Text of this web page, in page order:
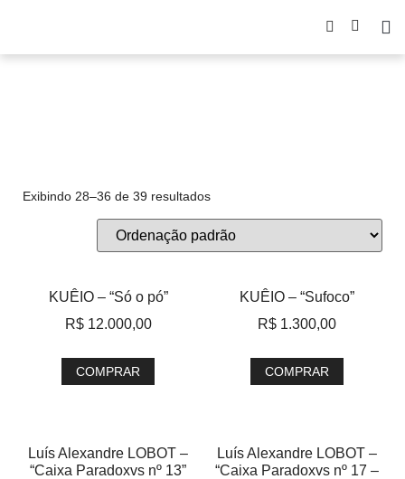
Exibindo 28–36 de 39 resultados
KUÊIO – “Só o pó”
R$12.000,00
COMPRAR
KUÊIO – “Sufoco”
R$ 1.300,00
COMPRAR
Luís Alexandre LOBOT –
“Caixa Paradoxvs nº 13”
Luís Alexandre LOBOT –
“Caixa Paradoxvs nº 17 –